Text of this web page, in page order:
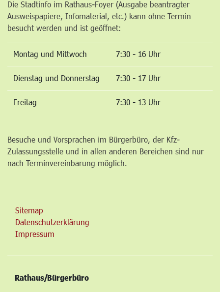
Die Stadtinfo im Rathaus-Foyer (Ausgabe beantragter
Ausweispapiere, Infomaterial, etc.) kann ohne Termin
besucht werden und ist geöffnet:
Montag und Mittwoch 7:30 - 16 Uhr
Dienstag und Donnerstag 7:30 - 17 Uhr
Freitag 7:30 - 13 Uhr
Besuche und Vorsprachen im Bürgerbüro, der Kfz-
Zulassungsstelle und in allen anderen Bereichen sind nur
nach Terminvereinbarung möglich.
Sitemap
Datenschutzerklärung
Impressum
Rathaus/Bürgerbüro